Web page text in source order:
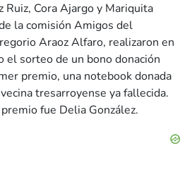
Ruiz, Cora Ajargo y Mariquita
la comisión Amigos del
Araoz Alfaro, realizaron en
el sorteo de un bono donación
premio, una notebook donada
tresarroyense ya fallecida.
fue Delia González.